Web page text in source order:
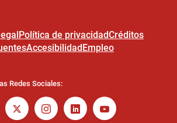
Política de privacidadCréditos
AccesibilidadEmpleo
Redes Sociales: